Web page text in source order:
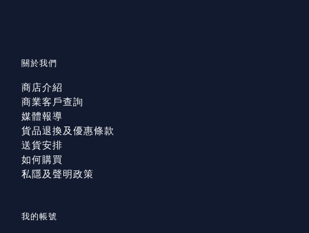
關於我們
商店介紹
商業客戶查詢
媒體報導
貨品退換及優惠條款
送貨安排
如何購買
私隱及聲明政策
我的帳號